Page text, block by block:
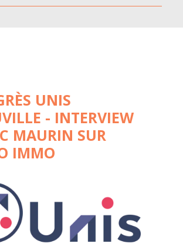
UNIS
- INTERVIEW
MAURIN SUR
IMMO